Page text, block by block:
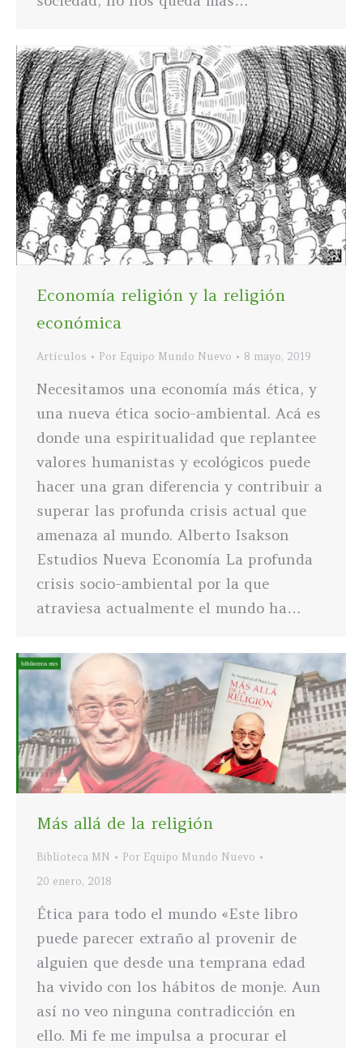
Economía religión y la religión
económica
Artículos Por Equipo Mundo Nuevo 8 mayo, 2019
Necesitamos una economía más ética, y
una nueva ética socio-ambiental. Acá es
donde una espiritualidad que replantee
valores humanistas y ecológicos puede
hacer una gran diferencia y contribuir a
superar las profunda crisis actual que
amenaza al mundo. Alberto Isakson
Estudios Nueva Economía La profunda
crisis socio-ambiental por la que
atraviesa actualmente el mundo ha…
Más allá de la religión
Biblioteca MN Por Equipo Mundo Nuevo
20 enero, 2018
Ética para todo el mundo «Este libro
puede parecer extraño al provenir de
alguien que desde una temprana edad
ha vivido con los hábitos de monje. Aun
así no veo ninguna contradicción en
ello. Mi fe me impulsa a procurar el